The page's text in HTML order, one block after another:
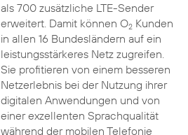
als 700 zusätzliche LTE-Sender
erweitert. Damit können O2Kunden
in allen 16 Bundesländern auf ein
leistungsstärkeres Netz zugreifen.
Sie profitieren von einem besseren
Netzerlebnis bei der Nutzung ihrer
digitalen Anwendungen und von
einer exzellenten Sprachqualität
während der mobilen Telefonie